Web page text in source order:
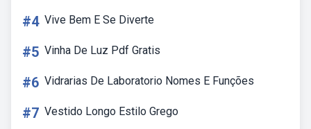
#4 Vive Bem E Se Diverte
#5 Vinha De Luz Pdf Gratis
#6 Vidrarias De Laboratorio Nomes E Funções
#7 Vestido Longo Estilo Grego